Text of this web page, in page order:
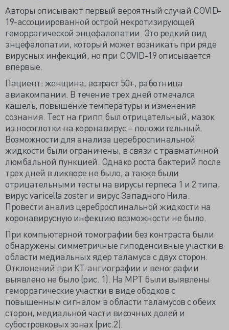
Авторы описывают первый вероятный случай COVID-
19-ассоциированной острой некротизирующей
геморрагической энцефалопатии. Это редкий вид
энцефалопатии, который может возникать при ряде
вирусных инфекций, но при COVID-19 описывается
впервые.
Пациент: женщина, возраст 50+, работница
авиакомпании. В течение трех дней отмечался
кашель, повышение температуры и изменения
сознания. Тест на грипп был отрицательный, мазок
из носоглотки на коронавирус – положительный.
Возможности для анализа цереброспинальной
жидкости были ограничены, в связи с травматичной
люмбальной пункцией. Однако роста бактерий после
трех дней в ликворе не было, а также были
отрицательными тесты на вирусы герпеса 1 и 2 типа,
вирус varicella zoster и вирус Западного Нила.
Провести анализ цереброспинальной жидкости на
коронавирусную инфекцию возможности не было.
При компьютерной томографии без контраста были
обнаружены симметричные гиподенсивные участки в
области медиальных ядер таламуса с двух сторон.
Отклонений при КТ-ангиографии и венографии
выявлено не было (рис. 1). На МРТ были выявлены
геморрагические участки в виде ободков с
повышенным сигналом в области таламусов с обеих
сторон, медиальной части височных долей и
субостровковых зонах (рис.2).